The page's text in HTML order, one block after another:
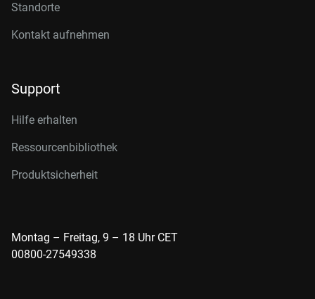
Standorte
Kontakt aufnehmen
Support
Hilfe erhalten
Ressourcenbibliothek
Produktsicherheit
Montag – Freitag, 9 – 18 Uhr CET
00800-27549338